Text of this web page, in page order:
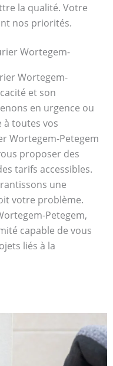
la qualité. Votre
nos priorités.
Wortegem-
Wortegem-
et son
en urgence ou
toutes vos
Wortegem-Petegem
proposer des
tarifs accessibles.
une
votre problème.
Petegem,
capable de vous
liés à la